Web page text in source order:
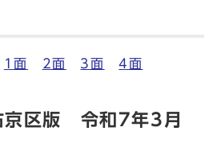
1面 2面 3面 4面
京区版 令和7年3月